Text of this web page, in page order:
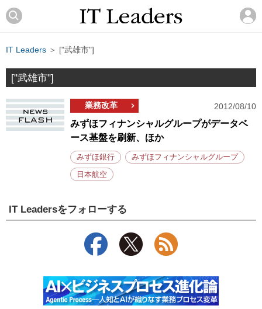
IT Leaders ＞ ["武雄市"]
["武雄市"]
業務改革 2012/08/10
みずほフィナンシャルグループがデータベ
ース基盤を刷新、ほか
みずほ銀行 みずほフィナンシャルグループ
日本航空
IT Leadersをフォローする